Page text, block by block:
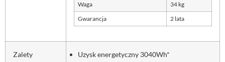
Waga 34 kg
Gwarancja 2 lata
Zalety
Uzysk energetyczny 3040Wh*